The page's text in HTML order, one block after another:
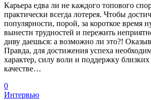
Карьера едва ли не каждого топового
практически всегда лотерея. Чтобы
популярности, порой, за короткое время
вынести трудностей и пережить
диву даешься: а возможно ли это?!
Правда, для достижения успеха
характер, силу воли и поддержку
качестве…
0
Интервью